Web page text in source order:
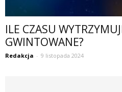
ILE CZASU
GWINTOWANE?
Redakcja - 9 listopada 2024